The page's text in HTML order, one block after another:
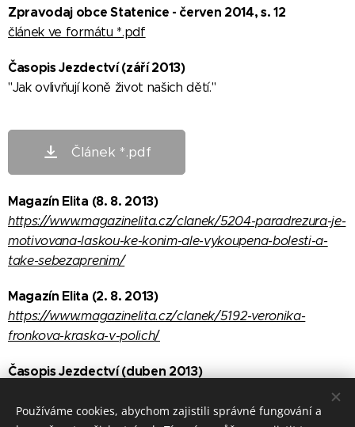
Zpravodaj obce Statenice - červen 2014, s. 12
článek ve formátu *.pdf
Časopis Jezdectví (září 2013)
"Jak ovlivňují koně život našich dětí."
Článek *.pdf
Magazín Elita (8. 8. 2013)
https://www.magazinelita.cz/clanek/5204-paradrezura-je-
motivovana-laskou-ke-konim-ale-vykoupena-bolesti-a-
take-sebezaprenim/
Magazín Elita (2. 8. 2013)
https://www.magazinelita.cz/clanek/5192-veronika-
fronkova-kraska-v-polich/
Časopis Jezdectví (duben 2013)
"Jak správně obsednout koně" – spoluautorka Veronika
Froňková
Používáme cookies, abychom zajistili správné fungování a